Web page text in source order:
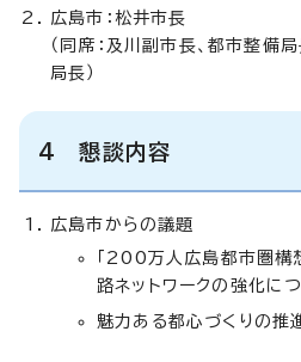
広島市：松井市長
（同席：及川副市長、都市整備
局長）
4 懇談内容
広島市からの議題
「200万人広島都市圏構
路ネットワークの強化に
魅力ある都心づくりの推